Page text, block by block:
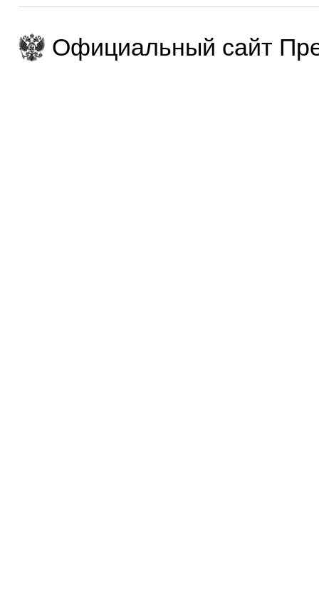
Официальный сайт